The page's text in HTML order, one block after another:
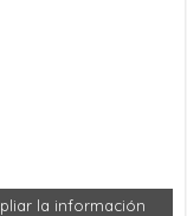
la información